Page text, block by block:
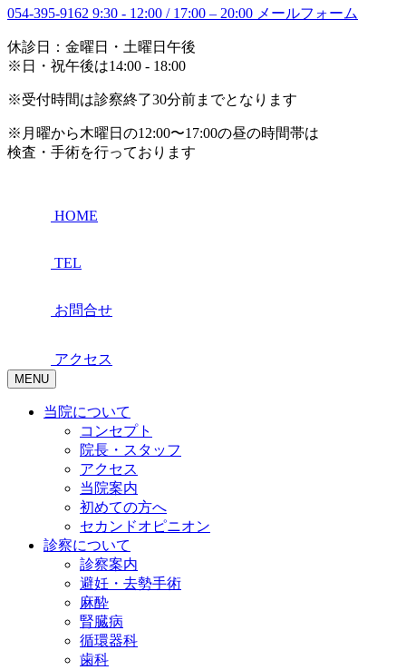
054-395-9162 9:30 - 12:00 / 17:00 – 20:00 メールフォーム
休診日：金曜日・土曜日午後
※日・祝午後は14:00 - 18:00
※受付時間は診察終了30分前までとなります
※月曜から木曜日の12:00〜17:00の昼の時間帯は
検査・手術を行っております
HOME
TEL
お問合せ
アクセス
MENU
当院について
コンセプト
院長・スタッフ
アクセス
当院案内
初めての方へ
セカンドオピニオン
診察について
診察案内
避妊・去勢手術
麻酔
腎臓病
循環器科
歯科